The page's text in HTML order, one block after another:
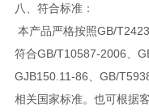
八、符合标准：
本产品严格按照GB/
符合GB/T10587-2006、
GJB150.11-86、GB/
相关国家标准。也可根据